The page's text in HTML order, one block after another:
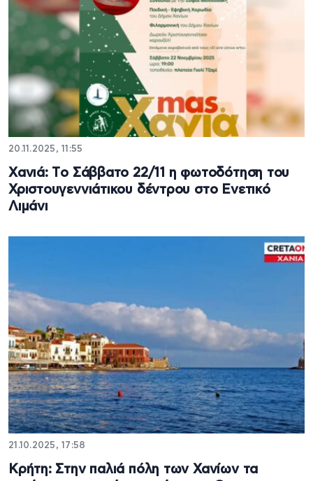
20.11.2025, 11:55
Xανιά: Τo Σάββατο 22/11 η φωτοδότηση του
Χριστουγεννιάτικου δέντρου στο Ενετικό
Λιμάνι
21.10.2025, 17:58
Κρήτη: Στην παλιά πόλη των Χανίων τα